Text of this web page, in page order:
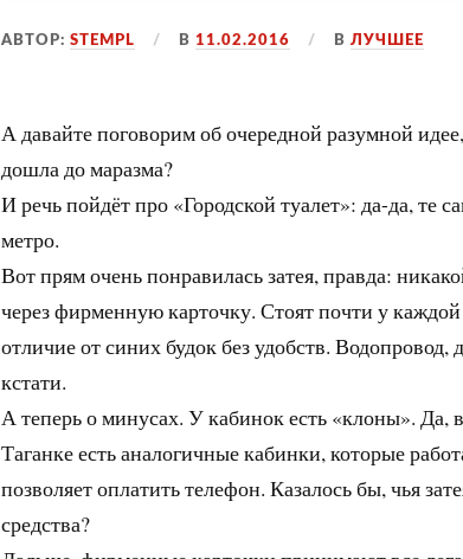
АВТОР:STEMPL В11.02.2016 ВЛУЧШЕЕ
А давайте поговорим об очередной разумной
дошла до маразма?
И речь пойдёт про «Городской туалет»: да-да, те
метро.
Вот прям очень понравилась затея, правда:
через фирменную карточку. Стоят почти у
отличие от синих будок без удобств.
кстати.
А теперь о минусах. У кабинок есть «клоны».
Таганке есть аналогичные кабинки, которые
позволяет оплатить телефон. Казалось бы, чья
средства?